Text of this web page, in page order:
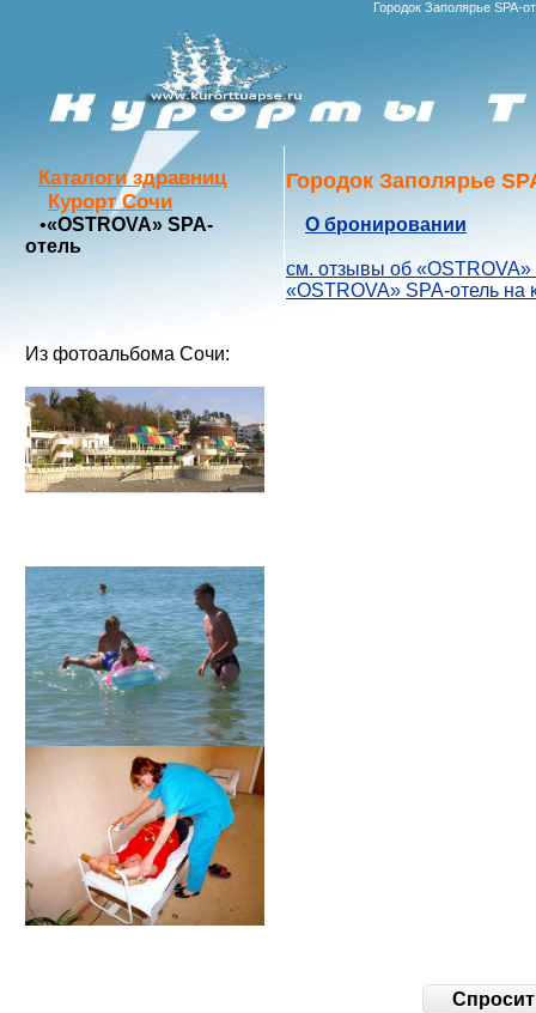
Городок Заполярье
Каталоги здравниц
Курорт Сочи
•«OSTROVA» SPA-
отель
Из фотоальбома Сочи:
Городок Заполярье
О бронировании
см. отзывы об «OSTROVA»
«OSTROVA» SPA-отель на